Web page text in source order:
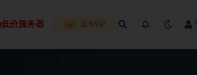
低价服务器 成为VIP